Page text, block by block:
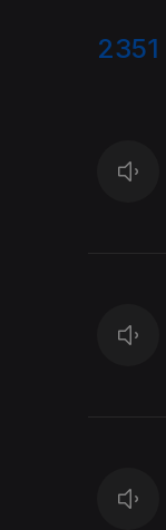
2351